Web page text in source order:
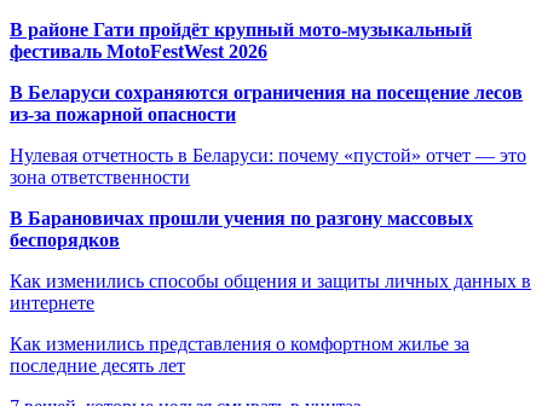
В районе Гати пройдёт крупный мото-музыкальный
фестиваль MotoFestWest 2026
В Беларуси сохраняются ограничения на посещение лесов
из-за пожарной опасности
Нулевая отчетность в Беларуси: почему «пустой» отчет — это
зона ответственности
В Барановичах прошли учения по разгону массовых
беспорядков
Как изменились способы общения и защиты личных данных в
интернете
Как изменились представления о комфортном жилье за
последние десять лет